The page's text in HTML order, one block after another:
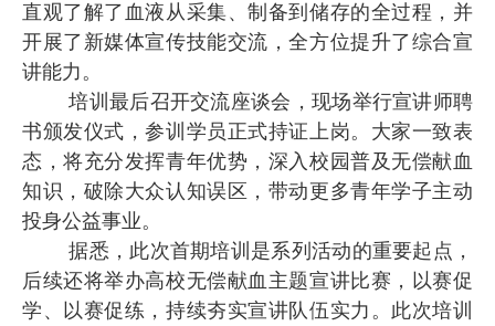
直观了解了血液从采集、制备到储存的全过程，并
开展了新媒体宣传技能交流，全方位提升了综合宣
讲能力。
培训最后召开交流座谈会，现场举行宣讲师聘
书颁发仪式，参训学员正式持证上岗。大家一致表
态，将充分发挥青年优势，深入校园普及无偿献血
知识，破除大众认知误区，带动更多青年学子主动
投身公益事业。
据悉，此次首期培训是系列活动的重要起点，
后续还将举办高校无偿献血主题宣讲比赛，以赛促
学、以赛促练，持续夯实宣讲队伍实力。此次培训